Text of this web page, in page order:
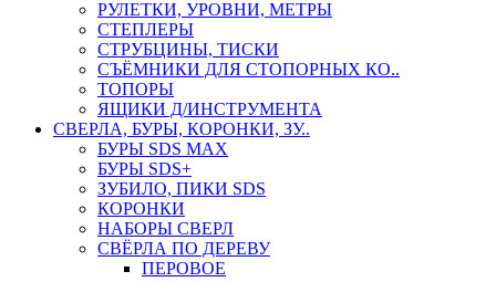
РУЛЕТКИ, УРОВНИ, МЕТРЫ
СТЕПЛЕРЫ
СТРУБЦИНЫ, ТИСКИ
СЪЁМНИКИ ДЛЯ СТОПОРНЫХ КО..
ТОПОРЫ
ЯЩИКИ Д/ИНСТРУМЕНТА
СВЕРЛА, БУРЫ, КОРОНКИ, ЗУ..
БУРЫ SDS MAX
БУРЫ SDS+
ЗУБИЛО, ПИКИ SDS
КОРОНКИ
НАБОРЫ СВЕРЛ
СВЁРЛА ПО ДЕРЕВУ
ПЕРОВОЕ